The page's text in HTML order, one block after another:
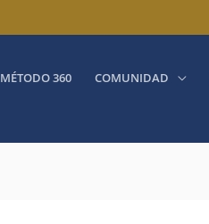
MÉTODO 360 COMUNIDAD